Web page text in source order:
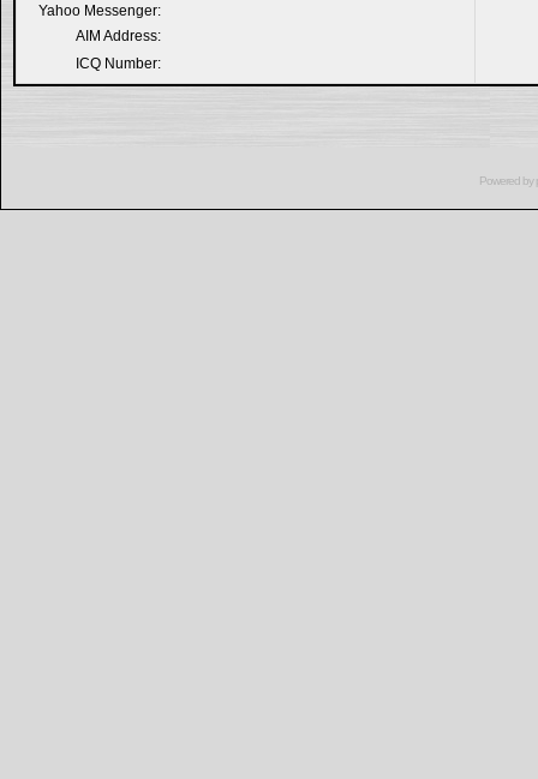
Yahoo Messenger:
AIM Address:
ICQ Number:
Powered by